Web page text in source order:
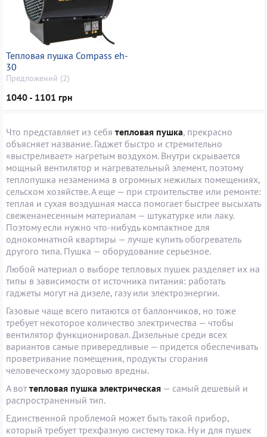
Тепловая пушка Compass eh-
30
Предложений (2)
1040 - 1101 грн
Что представляет из себя тепловая пушка, прекрасно
объясняет название. Гаджет быстро и стремительно
«выстреливает» нагретым воздухом. Внутри скрывается
мощный вентилятор и нагревательный элемент, поэтому
теплопушка незаменима в огромных нежилых помещениях,
сельском хозяйстве. А еще — при строительстве или ремонте:
теплая и сухая воздушная масса помогает быстрее высыхать
свеженанесенным материалам — штукатурке или лаку.
Поэтому если нужно что-нибудь компактное для
однокомнатной квартиры — лучше купить обогреватель
другого типа. Пушка — оборудование серьезное.
Любой материал о выборе тепловых пушек разделяет их на
типы в зависимости от источника питания: работать
гаджеты могут на дизеле, газу или электроэнергии.
Газовые чаще всего питаются от баллончиков, но тоже
требует некоторое количество электричества — чтобы
вентилятор функционировал. Дизельные среди всех
вариантов самые привередливые — придется обеспечивать
проветривание помещения, продукты сгорания
человеческому здоровью вредны.
А воттепловая пушка электрическая — самый дешевый и
распространенный тип.
Единственной проблемой может быть такой прибор,
который требует трехфазную систему тока. Ну и для пушек